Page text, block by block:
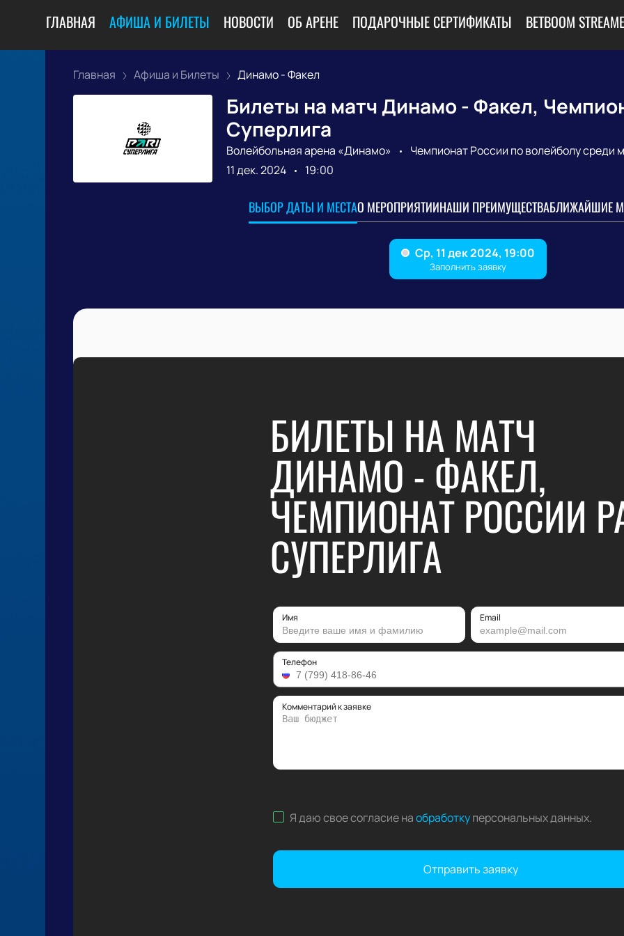
ГЛАВНАЯ АФИША И БИЛЕТЫ НОВОСТИ ОБ АРЕНЕ ПОДАРОЧНЫЕ СЕРТИФИКАТЫ BETBOOM
Главная Афиша и Билеты Динамо - Факел
Билеты на матч Динамо - Факел,
Суперлига
Волейбольная арена «Динамо»
Чемпионат России по волейболу среди
11 дек. 2024
19:00
ВЫБОР ДАТЫ И МЕСТАО МЕРОПРИЯТИИНАШИ ПРЕИМУЩЕСТВАБЛИЖАЙШИЕ
БИЛЕТЫ НА МАТЧ
ДИНАМО - ФАКЕЛ,
ЧЕМПИОНАТ РОССИИ
СУПЕРЛИГА
Имя Email
Телефон
Комментарий к заявке
Я даю свое согласие наобработку персональных данных.
Отправить заявку